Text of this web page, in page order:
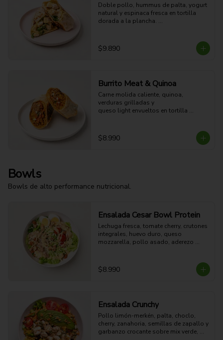
Doble pollo, hummus de palta, yogurt
natural y espinaca fresca en tortilla
dorada a la plancha.
$9.890
Burrito Meat & Quinoa
Carne molida caliente, quinoa,
verduras grilladas y
queso light envueltos en tortilla
27g grasa - 7g Fibra - 654 Kcal
$8.990
Bowls
Bowls de alto performance nutricional.
Ensalada Cesar Bowl Protein
Lechuga fresca, tomate cherry, crutones
integrales, huevo duro, queso
mozzarella, pollo asado, aderezo
15g grasa - 4g Fibra - 578 Kcal
$8.990
Ensalada Crunchy
Pollo limón-merkén, palta, choclo,
cherry, zanahoria, semillas de zapallo y
garbanzo crocante sobre mix verde,